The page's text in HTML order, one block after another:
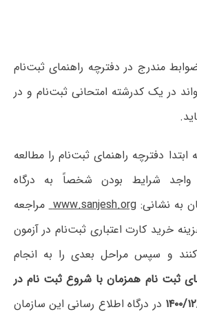
مندرج در دفترچه راهنمای ثبت‌نام
در یک کدرشته‌ امتحانی ثبت‌نام‌ و در
دفترچه راهنمای ثبت‌نام را مطالعه
شرایط بودن شخصاً به درگاه
به نشانی:www.sanjesh.org مراجعه
خرید کارت اعتباری ثبت‌نام در آزمون
و سپس مراحل بعدی را به انجام
ثبت نام همزمان با شروع ثبت نام در
در درگاه اطلاع رسانی این سازمان